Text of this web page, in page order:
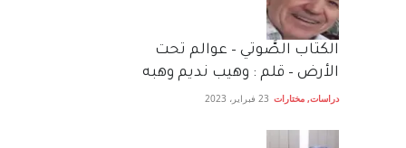
الكتاب الصَّوتي – عوالم تحت
الأرض – قلم : وهيب نديم وهبه
دراسات, مختارات 23 فبراير، 2023